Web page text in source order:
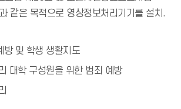
같은 목적으로 영상정보처리기기를 설치.
방 및 학생 생활지도
대학 구성원을 위한 범죄 예방